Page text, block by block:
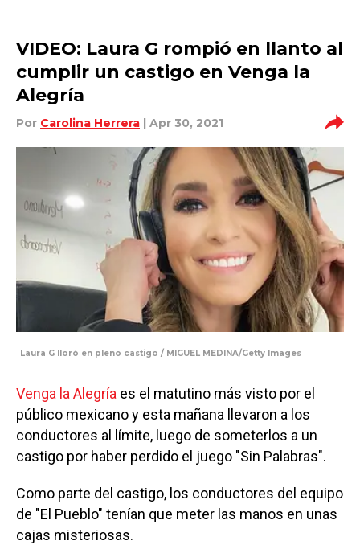
VIDEO: Laura G rompió en llanto al
cumplir un castigo en Venga la
Alegría
Por Carolina Herrera | Apr 30, 2021
Laura G lloró en pleno castigo / MIGUEL MEDINA/Getty Images
Venga la Alegría es el matutino más visto por el
público mexicano y esta mañana llevaron a los
conductores al límite, luego de someterlos a un
castigo por haber perdido el juego "Sin Palabras".
Como parte del castigo, los conductores del equipo
de "El Pueblo" tenían que meter las manos en unas
cajas misteriosas.